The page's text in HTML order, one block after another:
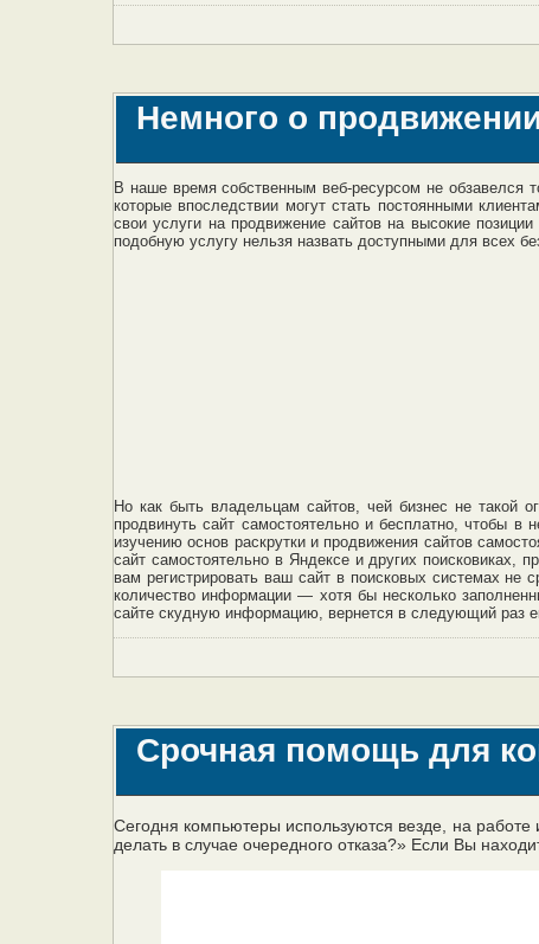
Немного о
В наше время собственным веб-ресурсом не обзавелся
которые впоследствии могут стать постоянными
свои услуги на продвижение сайтов на высокие
подобную услугу нельзя назвать доступными для всех
Но как быть владельцам сайтов, чей бизнес не такой
продвинуть сайт самостоятельно и бесплатно, чтобы
изучению основ раскрутки и продвижения сайтов
сайт самостоятельно в Яндексе и других поисковиках,
вам регистрировать ваш сайт в поисковых системах не
количество информации — хотя бы несколько
сайте скудную информацию, вернется в следующий раз
Срочная помощь для
Сегодня компьютеры используются везде, на
делать в случае очередного отказа?» Если Вы